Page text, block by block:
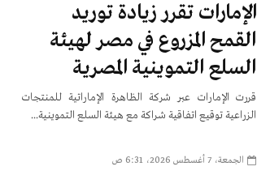
الإمارات تقرر زيادة توريد
القمح المزروع في مصر لهيئة
السلع التموينية المصرية
قررت الإمارات عبر شركة الظاهرة الإماراتية للمنتجات
الزراعية توقيع اتفاقية شراكة مع هيئة السلع التموينية...
الجمعة، 7 أغسطس 2026، 6:31 ص